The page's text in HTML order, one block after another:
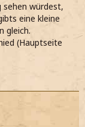
sehen würdest,
eine kleine
gleich.
(Hauptseite